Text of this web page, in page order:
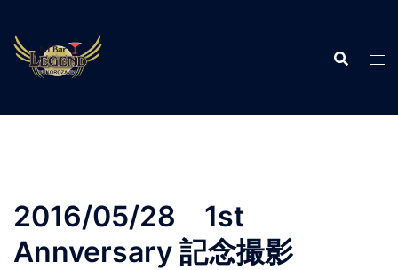
2016/05/28 1st
Annversary 記念撮影